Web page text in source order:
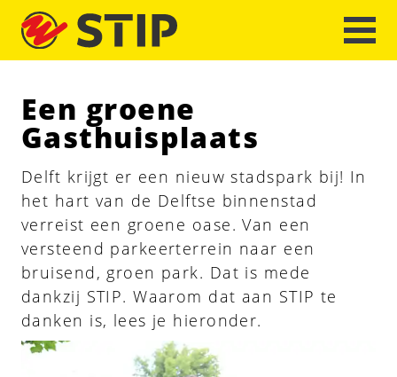
Een groene
Gasthuisplaats
Delft krijgt er een nieuw stadspark bij! In
het hart van de Delftse binnenstad
verreist een groene oase. Van een
versteend parkeerterrein naar een
bruisend, groen park. Dat is mede
dankzij STIP. Waarom dat aan STIP te
danken is, lees je hieronder.